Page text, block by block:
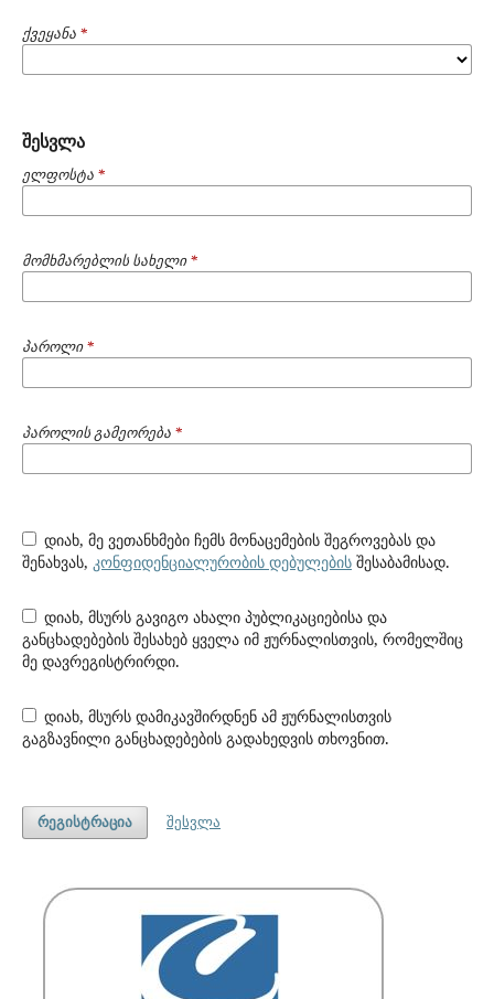
ქვეყანა *
შესვლა
ელფოსტა *
მომხმარებლის სახელი*
პაროლი*
პაროლის გამეორება *
დიახ, მე ვეთანხმები ჩემს მონაცემების შეგროვებას და
შენახვას, კონფიდენციალურობის დებულებისშესაბამისად.
დიახ, მსურს გავიგო ახალი პუბლიკაციებისა და
განცხადებების შესახებ ყველა იმ ჟურნალისთვის, რომელშიც
მე დავრეგისტრირდი.
დიახ, მსურს დამიკავშირდნენ ამ ჟურნალისთვის
გაგზავნილი განცხადებების გადახედვის თხოვნით.
რეგისტრაცია შესვლა